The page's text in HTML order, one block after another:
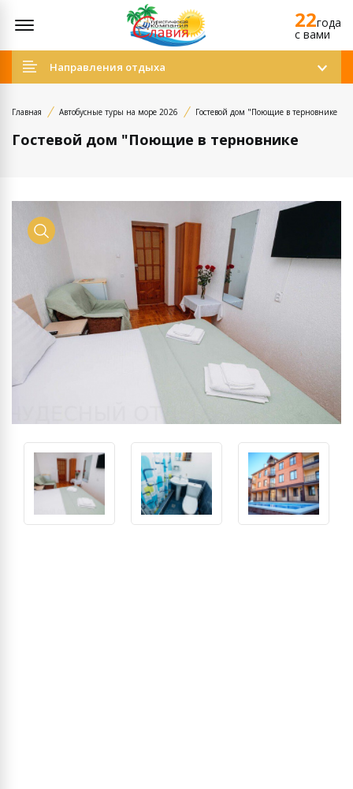
22года
c вами
Направления отдыха
Главная Автобусные туры на море 2026 Гостевой дом "Поющие в терновнике
Гостевой дом "Поющие в терновнике
Просмотр